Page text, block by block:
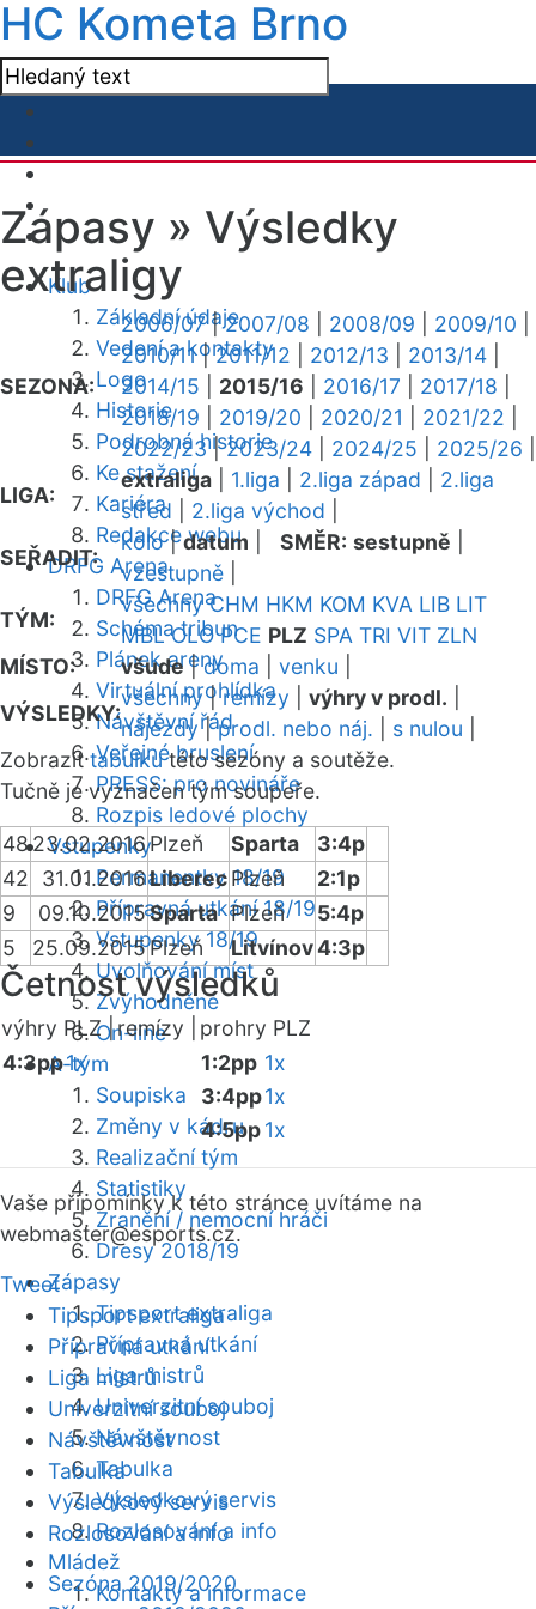
HC Kometa Brno
Klub
Základní údaje
Vedení a kontakty
Logo
Historie
Podrobná historie
Ke stažení
Kariéra
Redakce webu
DRFG Arena
DRFG Arena
Schéma tribun
Plánek areny
Virtuální prohlídka
Návštěvní řád
Veřejné bruslení
PRESS: pro novináře
Rozpis ledové plochy
Vstupenky
Permanentky 18/19
Přípravná utkání 18/19
Vstupenky 18/19
Uvolňování míst
Zvýhodněné
On-line
A-tým
Soupiska
Změny v kádru
Realizační tým
Statistiky
Zranění / nemocní hráči
Dresy 2018/19
Zápasy
Tipsport extraliga
Přípravná utkání
Liga mistrů
Univerzitní souboj
Návštěvnost
Tabulka
Výsledkový servis
Rozlosování a info
Mládež
Kontakty a informace
Zápasy » Výsledky
extraligy
SEZONA:
2006/07|2007/08 2008/09 2009/10
2010/11|2011/12 2012/13 2013/14
2014/15
2015/16 2016/17 2017/18
2018/19
2019/20 2020/21 2021/22
2022/23|2023/24 2024/25 2025/26
LIGA:
extraliga 1.liga 2.liga západ
2.liga
střed
2.liga východ
SEŘADIT:
kolo|datum SMĚR: sestupně
vzestupně
TÝM:
všechny CHM HKM KOM KVA LIB LIT
MBL OLO PCE PLZ SPA TRI VIT ZLN
MÍSTO:
všude|doma venku
VÝSLEDKY:
všechny|remízy výhry v prodl.
nájezdy|prodl. nebo náj. s nulou
Zobrazittabulkutéto sezóny a soutěže.
Tučně je vyznačen tým soupeře.
4823.02.2016Plzeň Sparta
3:4p
42
31.01.2016LiberecPlzeň
2:1p
9
09.10.2015Sparta Plzeň
5:4p
5
25.09.2015Plzeň Litvínov4:3p
Četnost výsledků
výhry PLZ |remízy |
prohry PLZ
4:3pp1x 1:2pp 1x
3:4pp1x
4:5pp1x
Vaše připomínky k této stránce uvítáme na
webmaster@esports.cz.
Tweet
Tipsport extraliga
Přípravná utkání
Liga mistrů
Univerzitní souboj
Návštěvnost
Tabulka
Výsledkový servis
Rozlosování a info
Sezóna 2019/2020